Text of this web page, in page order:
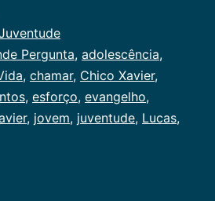
Pergunta, adolescência,
, chamar, Chico Xavier,
, esforço, evangelho,
, jovem, juventude, Lucas,